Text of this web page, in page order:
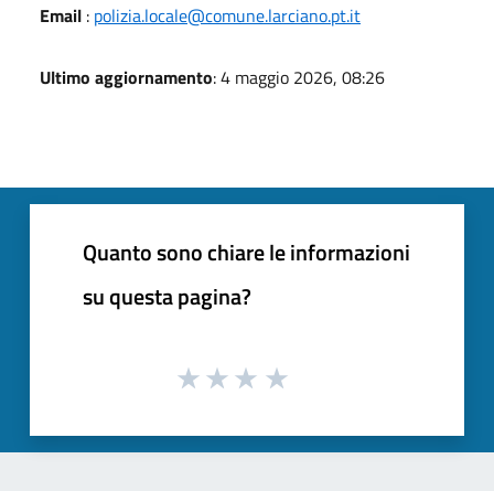
Email : polizia.locale@comune.larciano.pt.it
Ultimo aggiornamento: 4 maggio 2026, 08:26
Quanto sono chiare le informazioni
su questa pagina?